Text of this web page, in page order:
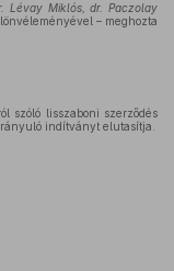
Lévay Miklós, dr. Paczolay
– meghozta
szóló lisszaboni szerződés
indítványt elutasítja.